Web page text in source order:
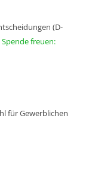
(D-
freuen:
für Gewerblichen